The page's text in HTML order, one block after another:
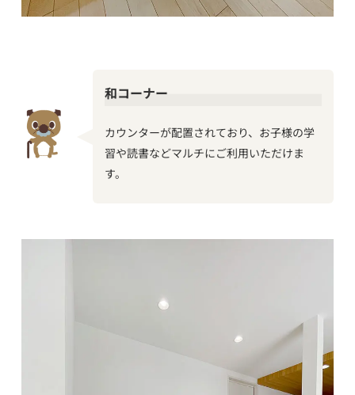
和コーナー
カウンターが配置されており、お子様の学
習や読書などマルチにご利用いただけま
す。